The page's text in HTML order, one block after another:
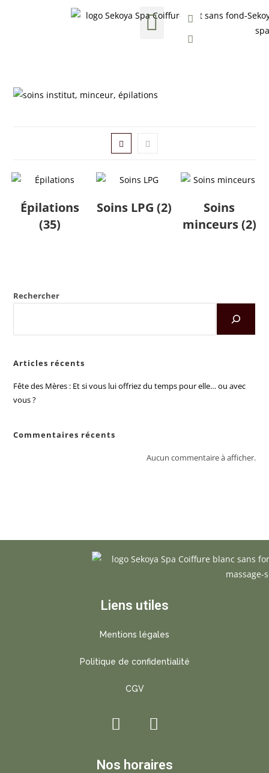
Épilations
(35)
Soins LPG(2)
Soins
minceurs(2)
Rechercher
Articles récents
Fête des Mères : Et si vous lui offriez du temps pour elle… ou avec
vous ?
Commentaires récents
Aucun commentaire à afficher.
Liens utiles
Mentions légales
Politique de confidentialité
CGV
Nos horaires